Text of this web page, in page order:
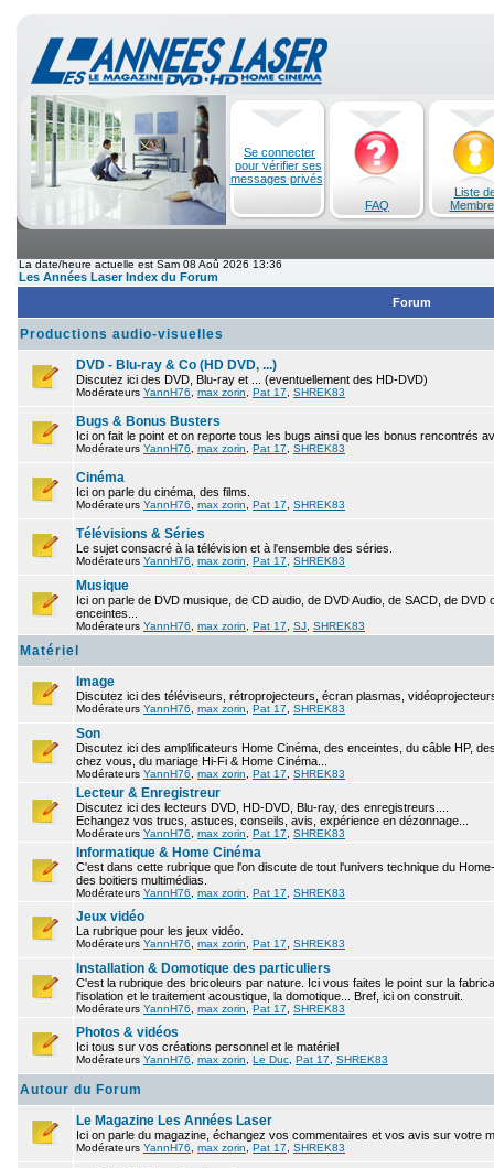
Se connecter
pour vérifier ses
messages privés
FAQ
Liste
La date/heure actuelle est Sam 08 Aoû 2026 13:36
Les Années Laser Index du Forum
Forum
Productions audio-visuelles
DVD - Blu-ray & Co (HD DVD, ...)
Discutez ici des DVD, Blu-ray et ... (eventuellement des HD-DVD)
Modérateurs YannH76 max zorin Pat 17 SHREK83
Bugs & Bonus Busters
Ici on fait le point et on reporte tous les bugs ainsi que les bonus rencontrés
Modérateurs YannH76 max zorin Pat 17 SHREK83
Cinéma
Ici on parle du cinéma, des films.
Modérateurs YannH76 max zorin Pat 17 SHREK83
Télévisions & Séries
Le sujet consacré à la télévision et à l'ensemble des séries.
Modérateurs YannH76 max zorin Pat 17 SHREK83
Musique
Ici on parle de DVD musique, de CD audio, de DVD Audio, de SACD, de
enceintes...
Modérateurs YannH76 max zorin Pat 17 SJ SHREK83
Matériel
Image
Discutez ici des téléviseurs, rétroprojecteurs, écran plasmas,
Modérateurs YannH76 max zorin Pat 17 SHREK83
Son
Discutez ici des amplificateurs Home Cinéma, des enceintes, du câble HP,
chez vous, du mariage Hi-Fi & Home Cinéma...
Modérateurs YannH76 max zorin Pat 17 SHREK83
Lecteur & Enregistreur
Discutez ici des lecteurs DVD, HD-DVD, Blu-ray, des enregistreurs....
Echangez vos trucs, astuces, conseils, avis, expérience en dézonnage...
Modérateurs YannH76 max zorin Pat 17 SHREK83
Informatique & Home Cinéma
C'est dans cette rubrique que l'on discute de tout l'univers technique du
des boitiers multimédias.
Modérateurs YannH76 max zorin Pat 17 SHREK83
Jeux vidéo
La rubrique pour les jeux vidéo.
Modérateurs YannH76 max zorin Pat 17 SHREK83
Installation & Domotique des particuliers
C'est la rubrique des bricoleurs par nature. Ici vous faites le point sur la
l'isolation et le traitement acoustique, la domotique... Bref, ici on construit.
Modérateurs YannH76 max zorin Pat 17 SHREK83
Photos & vidéos
Ici tous sur vos créations personnel et le matériel
Modérateurs YannH76 max zorin Le Duc Pat 17 SHREK83
Autour du Forum
Le Magazine Les Années Laser
Ici on parle du magazine, échangez vos commentaires et vos avis sur votre
Modérateurs YannH76 max zorin Pat 17 SHREK83